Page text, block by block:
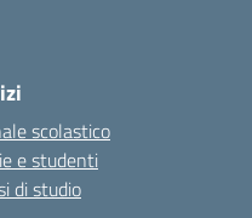
scolastico
e studenti
di studio